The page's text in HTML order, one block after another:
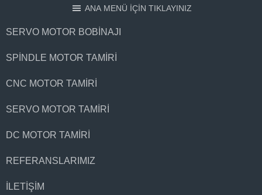
ANA MENÜ İÇİN TIKLAYINIZ
SERVO MOTOR BOBINAJI
SPINDLE MOTOR TAMIRI
CNC MOTOR TAMIRI
SERVO MOTOR TAMIRI
DC MOTOR TAMIRI
REFERANSLARIMIZ
İLETIŞIM